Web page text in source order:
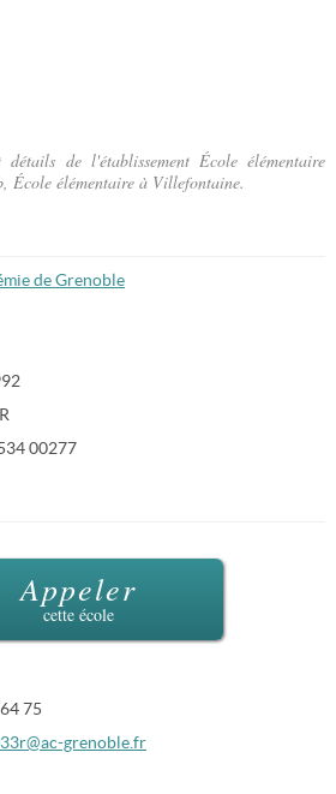
de l'établissement École élémentaire
École élémentaire à Villefontaine.
de Grenoble
00277
Appeler
cette école
75
grenoble.fr